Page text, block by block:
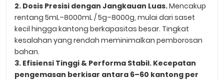
2. Dosis Presisi dengan Jangkauan Luas.Mencakup
rentang 5mL–8000mL / 5g–8000g, mulai dari saset
kecil hingga kantong berkapasitas besar. Tingkat
kesalahan yang rendah meminimalkan pemborosan
bahan.
3. Efisiensi Tinggi & Performa Stabil. Kecepatan
pengemasan berkisar antara 6–60 kantong per